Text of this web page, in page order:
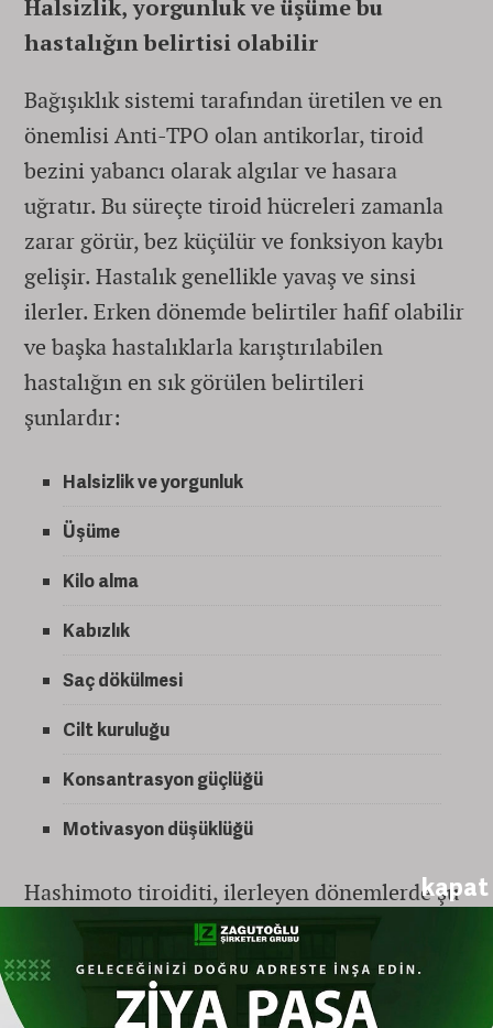
kapat
Halsizlik, yorgunluk ve üşüme bu
hastalığın belirtisi olabilir
Bağışıklık sistemi tarafından üretilen ve en
önemlisi Anti-TPO olan antikorlar, tiroid
bezini yabancı olarak algılar ve hasara
uğratır. Bu süreçte tiroid hücreleri zamanla
zarar görür, bez küçülür ve fonksiyon kaybı
gelişir. Hastalık genellikle yavaş ve sinsi
ilerler. Erken dönemde belirtiler hafif olabilir
ve başka hastalıklarla karıştırılabilen
hastalığın en sık görülen belirtileri
şunlardır:
Halsizlik ve yorgunluk
Üşüme
Kilo alma
Kabızlık
Saç dökülmesi
Cilt kuruluğu
Konsantrasyon güçlüğü
Motivasyon düşüklüğü
Hashimoto tiroiditi, ilerleyen dönemlerde şu
belirtilerle kendisini gösterebilir:
Ses kalınlaşması